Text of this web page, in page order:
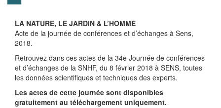
LA NATURE, LE JARDIN & L’HOMME
Acte de la journée de conférences et d’échanges à Sens,
2018.
Retrouvez dans ces actes de la 34e Journée de conférences
et d’échanges de la SNHF, du 8 février 2018 à SENS, toutes
les données scientifiques et techniques des experts.
Les actes de cette journée sont disponibles
gratuitement au téléchargement uniquement.